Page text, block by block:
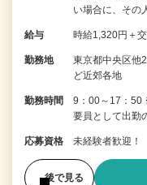
い場合に、その
給与 時給1,320円＋
勤務地
東京都中央区他
ど近郊各地
勤務時間
9：00～17：50
要員として出勤
応募資格 未経験者歓迎！
後で見る